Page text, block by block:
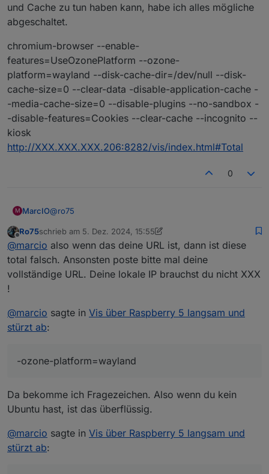
und Cache zu tun haben kann, habe ich alles mögliche
abgeschaltet.
chromium-browser --enable-
features=UseOzonePlatform --ozone-
platform=wayland --disk-cache-dir=/dev/null --disk-
cache-size=0 --clear-data -disable-application-cache -
-media-cache-size=0 --disable-plugins --no-sandbox -
-disable-features=Cookies --clear-cache --incognito --
kiosk
http://XXX.XXX.XXX.206:8282/vis/index.html#Total
0
M MarcIO@ro75
Das ist die Kioskeinstellung bei mir. Dadurch dass der
Browser mir den Error 5 ausgibt und dieser mit
Cookies und Cache zu tun haben kann, habe ich alles
mögliche abgeschaltet.
chromium-browser --enable-
features=UseOzonePlatform --ozone-
platform=wayland --disk-cache-dir=/dev/null --disk-
--disable-features=Cookies --clear-cache --incognito
Offline
Ro75schrieb am 5. Dez. 2024, 15:55
zuletzt editiert von Ro7512. Mai 2024, 16:59
@marcio also wenn das deine URL ist, dann ist diese
total falsch. Ansonsten poste bitte mal deine
vollständige URL. Deine lokale IP brauchst du nicht XXX
!
@marcio sagte in Vis über Raspberry 5 langsam und
stürzt ab:
-ozone-platform=wayland
Da bekomme ich Fragezeichen. Also wenn du kein
Ubuntu hast, ist das überflüssig.
@marcio sagte in Vis über Raspberry 5 langsam und
stürzt ab: